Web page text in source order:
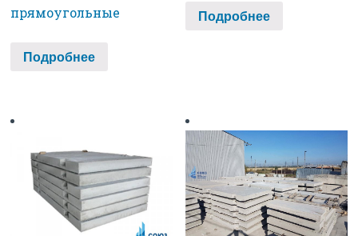
прямоугольные
Подробнее
Подробнее